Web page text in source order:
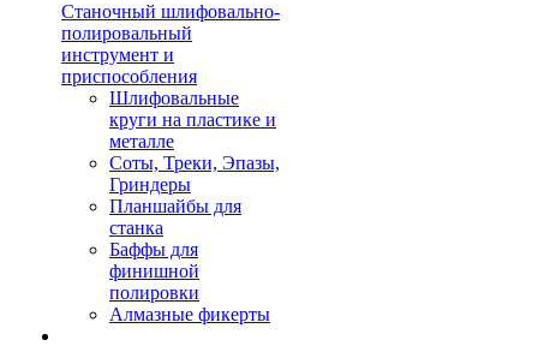
Станочный шлифовально-
полировальный
инструмент и
приспособления
Шлифовальные
круги на пластике и
металле
Соты, Треки, Эпазы,
Гриндеры
Планшайбы для
станка
Баффы для
финишной
полировки
Алмазные фикерты